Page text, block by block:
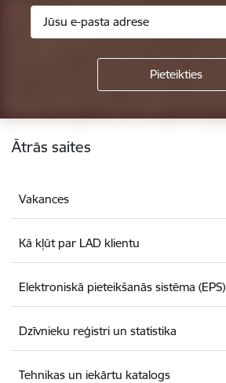
Kājene
Ātrās saites
Vakances
Kā kļūt par LAD klientu
Elektroniskā pieteikšanās sistēma (EPS)
Dzīvnieku reģistri un statistika
Tehnikas un iekārtu katalogs